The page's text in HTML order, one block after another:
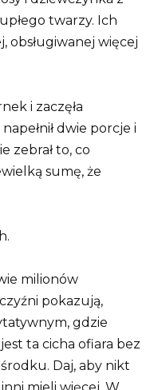
twarzy. Ich
obsługiwanej więcej
i zaczęła
dwie porcje i
zebrał to, co
sumę, że
milionów
pokazują,
gdzie
ta cicha ofiara bez
Daj, aby nikt